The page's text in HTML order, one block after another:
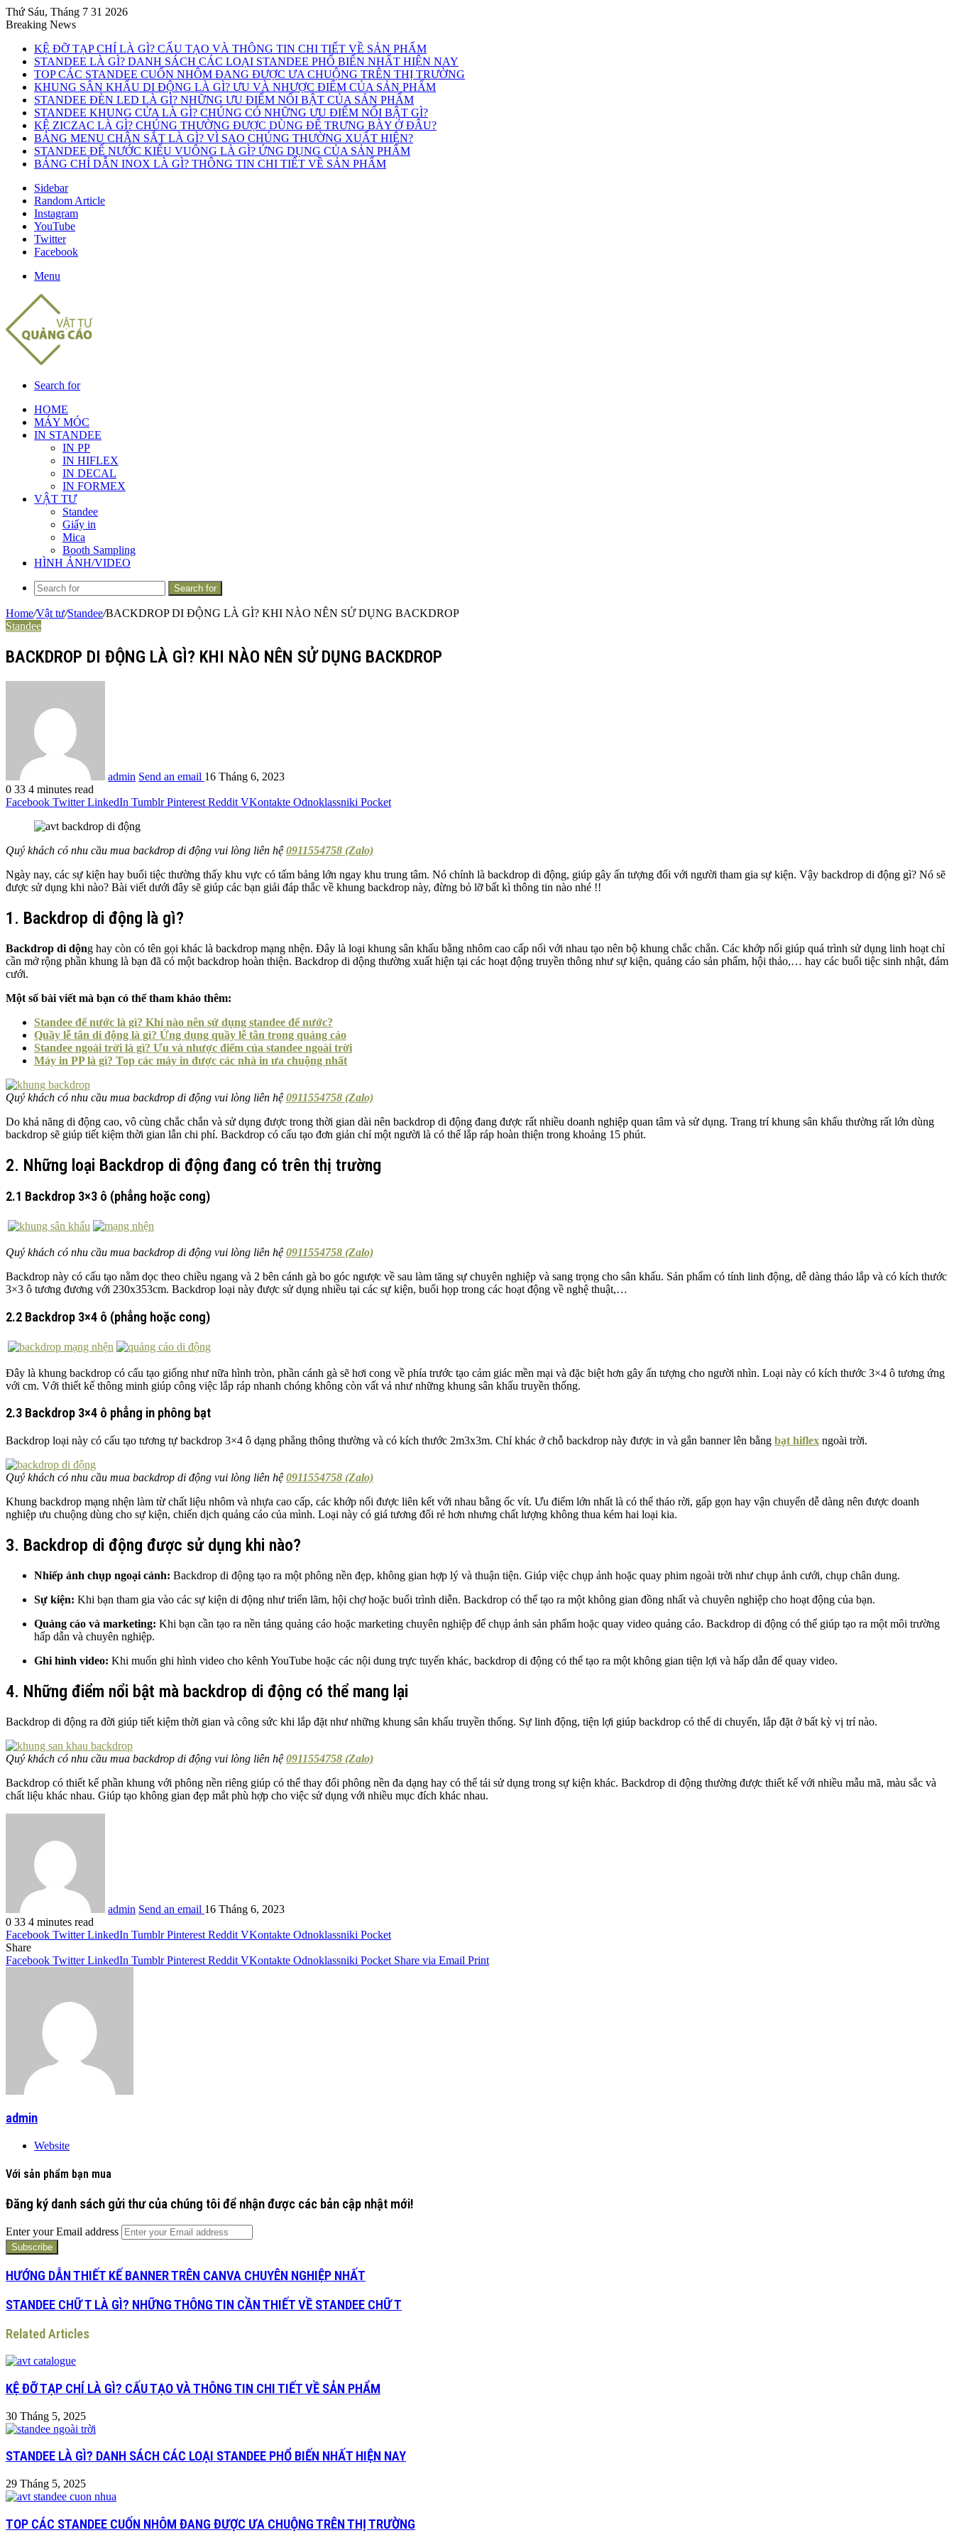
Thứ Sáu, Tháng 7 31 2026
Breaking News
KỆ ĐỠ TẠP CHÍ LÀ GÌ? CẤU TẠO VÀ THÔNG TIN CHI TIẾT VỀ SẢN PHẨM
STANDEE LÀ GÌ? DANH SÁCH CÁC LOẠI STANDEE PHỔ BIẾN NHẤT HIỆN NAY
TOP CÁC STANDEE CUỐN NHÔM ĐANG ĐƯỢC ƯA CHUỘNG TRÊN THỊ TRƯỜNG
KHUNG SÂN KHẤU DI ĐỘNG LÀ GÌ? ƯU VÀ NHƯỢC ĐIỂM CỦA SẢN PHẨM
STANDEE ĐÈN LED LÀ GÌ? NHỮNG ƯU ĐIỂM NỔI BẬT CỦA SẢN PHẨM
STANDEE KHUNG CỬA LÀ GÌ? CHÚNG CÓ NHỮNG ƯU ĐIỂM NỔI BẬT GÌ?
KỆ ZICZAC LÀ GÌ? CHÚNG THƯỜNG ĐƯỢC DÙNG ĐỂ TRƯNG BÀY Ở ĐÂU?
BẢNG MENU CHÂN SẮT LÀ GÌ? VÌ SAO CHÚNG THƯỜNG XUẤT HIỆN?
STANDEE ĐẾ NƯỚC KIỂU VUÔNG LÀ GÌ? ỨNG DỤNG CỦA SẢN PHẨM
BẢNG CHỈ DẪN INOX LÀ GÌ? THÔNG TIN CHI TIẾT VỀ SẢN PHẨM
Sidebar
Random Article
Instagram
YouTube
Twitter
Facebook
Menu
Search for
HOME
MÁY MÓC
IN STANDEE
IN PP
IN HIFLEX
IN DECAL
IN FORMEX
VẬT TƯ
Standee
Giấy in
Mica
Booth Sampling
HÌNH ẢNH/VIDEO
Search for
Home/Vật tư/Standee/BACKDROP DI ĐỘNG LÀ GÌ? KHI NÀO NÊN SỬ DỤNG BACKDROP
Standee
BACKDROP DI ĐỘNG LÀ GÌ? KHI NÀO NÊN SỬ DỤNG BACKDROP
admin Send an email 16 Tháng 6, 2023
0 33 4 minutes read
Facebook Twitter LinkedIn Tumblr Pinterest Reddit VKontakte Odnoklassniki Pocket
Quý khách có nhu cầu mua backdrop di động vui lòng liên hệ0911554758 (Zalo)
Ngày nay, các sự kiện hay buổi tiệc thường thấy khu vực có tấm bảng lớn ngay khu trung tâm. Nó chính là backdrop di động, giúp gây ấn tượng đối với người tham gia sự kiện. Vậy backdrop di động gì? Nó sẽ
được sử dụng khi nào? Bài viết dưới đây sẽ giúp các bạn giải đáp thắc về khung backdrop này, đừng bỏ lỡ bất kì thông tin nào nhé !!
1. Backdrop di động là gì?
Backdrop di dộng hay còn có tên gọi khác là backdrop mạng nhện. Đây là loại khung sân khấu bằng nhôm cao cấp nối với nhau tạo nên bộ khung chắc chắn. Các khớp nối giúp quá trình sử dụng linh hoạt chỉ
cần mở rộng phần khung là bạn đã có một backdrop hoàn thiện. Backdrop di dộng thường xuất hiện tại các hoạt động truyền thông như sự kiện, quảng cáo sản phẩm, hội thảo,… hay các buổi tiệc sinh nhật, đám
cưới.
Một số bài viết mà bạn có thể tham khảo thêm:
Standee đế nước là gì? Khi nào nên sử dụng standee đế nước?
Quầy lễ tân di động là gì? Ứng dụng quầy lễ tân trong quảng cáo
Standee ngoài trời là gì? Ưu và nhược điểm của standee ngoài trời
Máy in PP là gì? Top các máy in được các nhà in ưa chuộng nhất
Quý khách có nhu cầu mua backdrop di động vui lòng liên hệ0911554758 (Zalo)
Do khả năng di động cao, vô cùng chắc chắn và sử dụng được trong thời gian dài nên backdrop di động đang được rất nhiều doanh nghiệp quan tâm và sử dụng. Trang trí khung sân khấu thường rất lớn dùng
backdrop sẽ giúp tiết kiệm thời gian lẫn chi phí. Backdrop có cấu tạo đơn giản chỉ một người là có thể lắp ráp hoàn thiện trong khoảng 15 phút.
2. Những loại Backdrop di động đang có trên thị trường
2.1 Backdrop 3×3 ô (phẳng hoặc cong)
Quý khách có nhu cầu mua backdrop di động vui lòng liên hệ0911554758 (Zalo)
Backdrop này có cấu tạo nằm dọc theo chiều ngang và 2 bên cánh gà bo góc ngược về sau làm tăng sự chuyên nghiệp và sang trọng cho sân khấu. Sản phẩm có tính linh động, dễ dàng tháo lắp và có kích thước
3×3 ô tương đương với 230x353cm. Backdrop loại này được sử dụng nhiều tại các sự kiện, buổi họp trong các hoạt động về nghệ thuật,…
2.2 Backdrop 3×4 ô (phẳng hoặc cong)
Đây là khung backdrop có cấu tạo giống như nữa hình tròn, phần cánh gà sẽ hơi cong về phía trước tạo cảm giác mền mại và đặc biệt hơn gây ấn tượng cho người nhìn. Loại này có kích thước 3×4 ô tương ứng
với cm. Với thiết kế thông minh giúp công việc lắp ráp nhanh chóng không còn vất vả như những khung sân khấu truyền thống.
2.3 Backdrop 3×4 ô phẳng in phông bạt
Backdrop loại này có cấu tạo tương tự backdrop 3×4 ô dạng phẳng thông thường và có kích thước 2m3x3m. Chỉ khác ở chỗ backdrop này được in và gắn banner lên bằng bạt hiflex ngoài trời.
Quý khách có nhu cầu mua backdrop di động vui lòng liên hệ0911554758 (Zalo)
Khung backdrop mạng nhện làm từ chất liệu nhôm và nhựa cao cấp, các khớp nối được liên kết với nhau bằng ốc vít. Ưu điểm lớn nhất là có thể tháo rời, gấp gọn hay vận chuyển dễ dàng nên được doanh
nghiệp ưu chuộng dùng cho sự kiện, chiến dịch quảng cáo của mình. Loại này có giá tương đối rẻ hơn nhưng chất lượng không thua kém hai loại kia.
3. Backdrop di động được sử dụng khi nào?
Nhiếp ảnh chụp ngoại cảnh: Backdrop di động tạo ra một phông nền đẹp, không gian hợp lý và thuận tiện. Giúp việc chụp ảnh hoặc quay phim ngoài trời như chụp ảnh cưới, chụp chân dung.
Sự kiện: Khi bạn tham gia vào các sự kiện di động như triển lãm, hội chợ hoặc buổi trình diễn. Backdrop có thể tạo ra một không gian đồng nhất và chuyên nghiệp cho hoạt động của bạn.
Quảng cáo và marketing: Khi bạn cần tạo ra nền tảng quảng cáo hoặc marketing chuyên nghiệp để chụp ảnh sản phẩm hoặc quay video quảng cáo. Backdrop di động có thể giúp tạo ra một môi trường
hấp dẫn và chuyên nghiệp.
Ghi hình video: Khi muốn ghi hình video cho kênh YouTube hoặc các nội dung trực tuyến khác, backdrop di động có thể tạo ra một không gian tiện lợi và hấp dẫn để quay video.
4. Những điểm nổi bật mà backdrop di động có thể mang lại
Backdrop di động ra đời giúp tiết kiệm thời gian và công sức khi lắp đặt như những khung sân khấu truyền thống. Sự linh động, tiện lợi giúp backdrop có thể di chuyển, lắp đặt ở bất kỳ vị trí nào.
Quý khách có nhu cầu mua backdrop di động vui lòng liên hệ0911554758 (Zalo)
Backdrop có thiết kế phần khung với phông nền riêng giúp có thể thay đổi phông nền đa dạng hay có thể tái sử dụng trong sự kiện khác. Backdrop di động thường được thiết kế với nhiều mẫu mã, màu sắc và
chất liệu khác nhau. Giúp tạo không gian đẹp mắt phù hợp cho việc sử dụng với nhiều mục đích khác nhau.
admin Send an email 16 Tháng 6, 2023
0 33 4 minutes read
Facebook Twitter LinkedIn Tumblr Pinterest Reddit VKontakte Odnoklassniki Pocket
Share
Facebook Twitter LinkedIn Tumblr Pinterest Reddit VKontakte Odnoklassniki Pocket Share via Email Print
admin
Website
Với sản phẩm bạn mua
Đăng ký danh sách gửi thư của chúng tôi để nhận được các bản cập nhật mới!
Enter your Email address
HƯỚNG DẪN THIẾT KẾ BANNER TRÊN CANVA CHUYÊN NGHIỆP NHẤT
STANDEE CHỮ T LÀ GÌ? NHỮNG THÔNG TIN CẦN THIẾT VỀ STANDEE CHỮ T
Related Articles
KỆ ĐỠ TẠP CHÍ LÀ GÌ? CẤU TẠO VÀ THÔNG TIN CHI TIẾT VỀ SẢN PHẨM
30 Tháng 5, 2025
STANDEE LÀ GÌ? DANH SÁCH CÁC LOẠI STANDEE PHỔ BIẾN NHẤT HIỆN NAY
29 Tháng 5, 2025
TOP CÁC STANDEE CUỐN NHÔM ĐANG ĐƯỢC ƯA CHUỘNG TRÊN THỊ TRƯỜNG